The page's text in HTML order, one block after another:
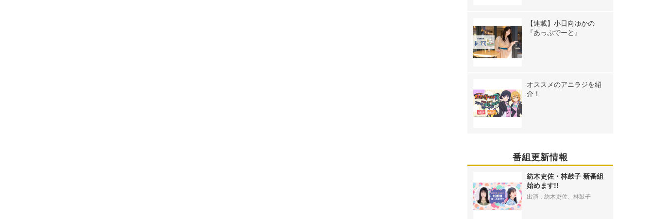
【連載】小日向ゆかの
『あっぷでーと』
オススメのアニラジを紹
介！
番組更新情報
紡木吏佐・林鼓子 新番組
始めます!!
出演：紡木吏佐、林鼓子